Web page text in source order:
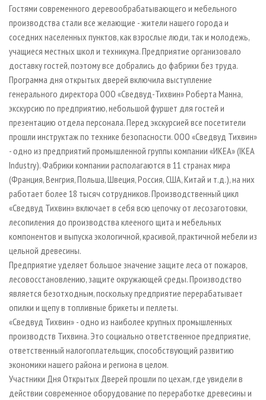
ПРОИЗВОДСТВО МЕБЕЛИ
БИОЭНЕРГЕТИКА
ЦБП
ИНСТРУМЕНТ И МАТЕРИАЛЫ
ПРИОРИТЕТНЫЕ ИНВЕСТПРОЕКТЫ
RUSSIAN FORESTRY REVIEW
ГАЗЕТА ЛЕСПРОМФОРУМ
БИБЛИОТЕКА СПЕЦИАЛИСТА
Гостями современного деревообрабатывающего и мебельного
производства стали все желающие - жители нашего города и
соседних населенных пунктов, как взрослые люди, так и молодежь,
учащиеся местных школ и техникума. Предприятие организовало
доставку гостей, поэтому все добрались до фабрики без труда.
Программа дня открытых дверей включила выступление
генерального директора ООО «Сведвуд-Тихвин» Роберта Манна,
экскурсию по предприятию, небольшой фуршет для гостей и
презентацию отдела персонала. Перед экскурсией все посетители
прошли инструктаж по технике безопасности. ООО «Сведвуд Тихвин»
- одно из предприятий промышленной группы компании «ИКЕА» (IKEA
Industry). Фабрики компании располагаются в 11 странах мира
(Франция, Венгрия, Польша, Швеция, Россия, США, Китай и т.д.), на них
работает более 18 тысяч сотрудников. Производственный цикл
«Сведвуд Тихвин» включает в себя всю цепочку от лесозаготовки,
лесопиления до производства клееного щита и мебельных
компонентов и выпуска экологичной, красивой, практичной мебели из
цельной древесины.
Предприятие уделяет большое значение защите леса от пожаров,
лесовосстановлению, защите окружающей среды. Производство
является безотходным, поскольку предприятие перерабатывает
опилки и щепу в топливные брикеты и пеллеты.
«Сведвуд Тихвин» - одно из наиболее крупных промышленных
производств Тихвина. Это социально ответственное предприятие,
ответственный налогоплательщик, способствующий развитию
экономики нашего района и региона в целом.
Участники Дня Открытых Дверей прошли по цехам, где увидели в
действии современное оборудование по переработке древесины и